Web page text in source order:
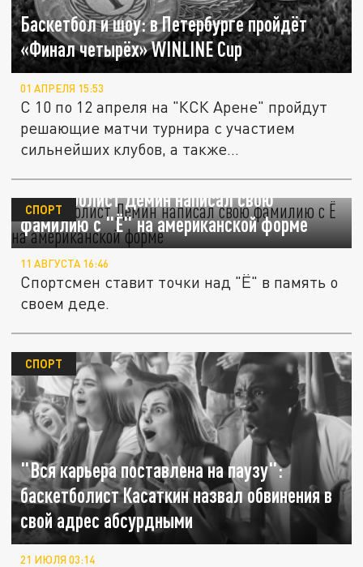
Баскетбол и шоу: в Петербурге пройдёт
«Финал четырёх» WINLINE Cup
01 АПРЕЛЯ 15:53
С 10 по 12 апреля на "КСК Арене" пройдут
решающие матчи турнира с участием
сильнейших клубов, а также...
Баскетболист Дёмин написал свою
фамилию с "Ё" на американской форме
СПОРТ
11 АВГУСТА 16:46
Спортсмен ставит точки над "Ё" в память о
своем деде.
"Вся карьера поставлена на паузу":
баскетболист Касаткин назвал обвинения в
свой адрес абсурдными
СПОРТ
21 ИЮЛЯ 03:14